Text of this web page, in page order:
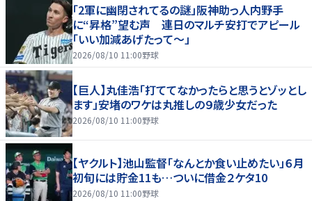
「2軍に幽閉されてるの謎」阪神助っ人内野手
に“昇格”望む声 連日のマルチ安打でアピール
「いい加減あげたって〜」
2026/08/10 11:00野球
【巨人】丸佳浩「打ててなかったらと思うとゾッとし
ます」安堵のワケは丸推しの９歳少女だった
2026/08/10 11:00野球
【ヤクルト】池山監督「なんとか食い止めたい」６月
初旬には貯金11も…ついに借金２ケタ10
2026/08/10 11:00野球